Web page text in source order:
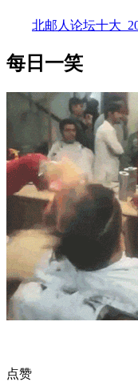
北邮人论坛十大
每日一笑
点赞